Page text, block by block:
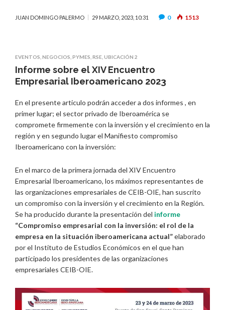
JUAN DOMINGO PALERMO 29 MARZO, 2023, 10:31 0 1513
EVENTOS NEGOCIOS PYMES RSE UBICACIÓN 2
Informe sobre el XIV Encuentro
Empresarial Iberoamericano 2023
En el presente articulo podrán acceder a dos informes , en
primer lugar; el sector privado de Iberoamérica se
compromete firmemente con la inversión y el crecimiento en la
región y en segundo lugar el Manifiesto compromiso
Iberoamericano con la inversión:
En el marco de la primera jornada del XIV Encuentro
Empresarial Iberoamericano, los máximos representantes de
las organizaciones empresariales de CEIB-OIE, han suscrito
un compromiso con la inversión y el crecimiento en la Región.
Se ha producido durante la presentación del informe
“Compromiso empresarial con la inversión: el rol de la
empresa en la situación iberoamericana actual”elaborado
por el Instituto de Estudios Económicos en el que han
participado los presidentes de las organizaciones
empresariales CEIB-OIE.